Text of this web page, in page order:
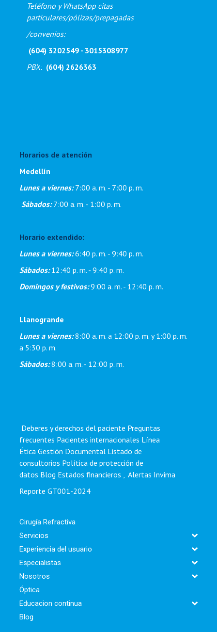
Teléfono y WhatsApp citas
particulares/pólizas/prepagadas
/convenios:
(604) 3202549 - 3015308977
PBX: (604) 2626363
Horarios de atención
Medellín
Lunes a viernes:7:00 a. m. - 7:00 p. m.
Sábados:7:00 a. m. - 1:00 p. m.
Horario extendido:
Lunes a viernes:6:40 p. m. - 9:40 p. m.
Sábados:12:40 p. m. - 9:40 p. m.
Domingos y festivos:9:00 a. m. - 12:40 p. m.
Llanogrande
Lunes a viernes:8:00 a. m. a 12:00 p. m. y 1:00 p. m.
a 5:30 p. m.
Sábados:8:00 a. m. - 12:00 p. m.
Deberes y derechos del paciente Preguntas
frecuentes Pacientes internacionales Línea
Ética Gestión Documental Listado de
consultorios Política de protección de
datos Blog Estados financieros
Alertas Invima
Reporte GT001-2024
Cirugía Refractiva
Servicios
Experiencia del usuario
Especialistas
Nosotros
Óptica
Educacion continua
Blog